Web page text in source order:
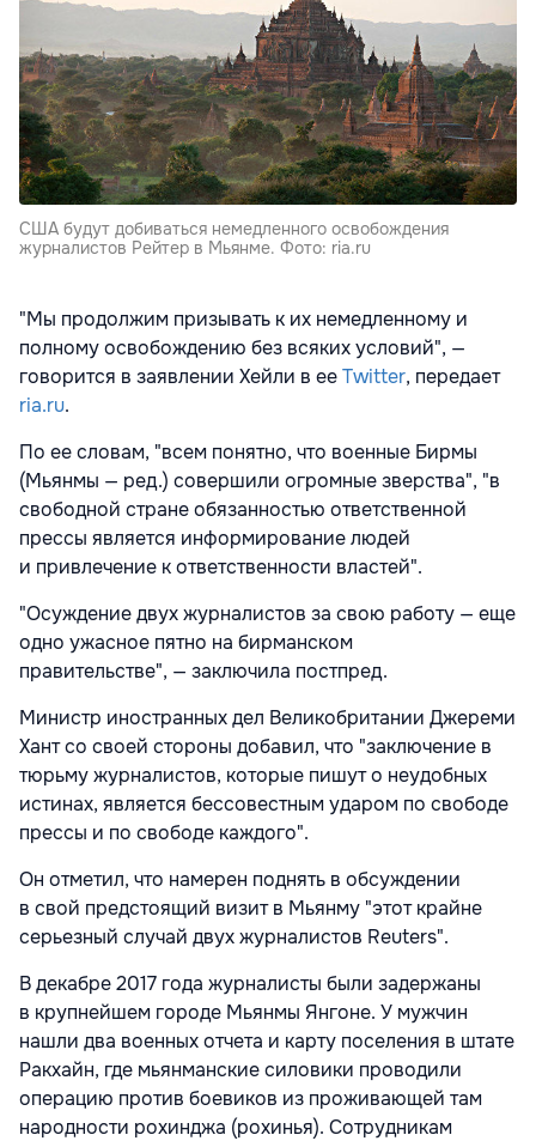
США будут добиваться немедленного освобождения
журналистов Рейтер в Мьянме. Фото: ria.ru
"Мы продолжим призывать к их немедленному и
полному освобождению без всяких условий", —
говорится в заявлении Хейли в ееTwitter, передает
ria.ru.
По ее словам, "всем понятно, что военные Бирмы
(Мьянмы — ред.) совершили огромные зверства", "в
свободной стране обязанностью ответственной
прессы является информирование людей
и привлечение к ответственности властей".
"Осуждение двух журналистов за свою работу — еще
одно ужасное пятно на бирманском
правительстве", — заключила постпред.
Министр иностранных дел Великобритании Джереми
Хант со своей стороны добавил, что "заключение в
тюрьму журналистов, которые пишут о неудобных
истинах, является бессовестным ударом по свободе
прессы и по свободе каждого".
Он отметил, что намерен поднять в обсуждении
в свой предстоящий визит в Мьянму "этот крайне
серьезный случай двух журналистов Reuters".
В декабре 2017 года журналисты были задержаны
в крупнейшем городе Мьянмы Янгоне. У мужчин
нашли два военных отчета и карту поселения в штате
Ракхайн, где мьянманские силовики проводили
операцию против боевиков из проживающей там
народности рохинджа (рохинья). Сотрудникам